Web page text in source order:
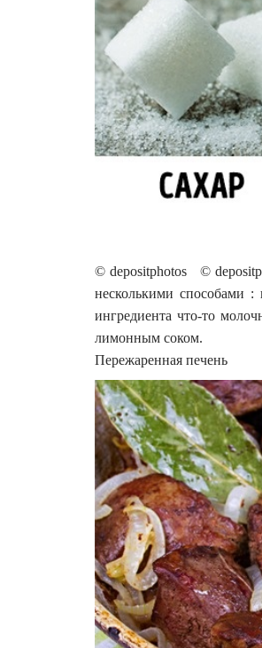
© depositphotos ©
несколькими способами :
ингредиента что-то
лимонным соком.
Пережаренная печень